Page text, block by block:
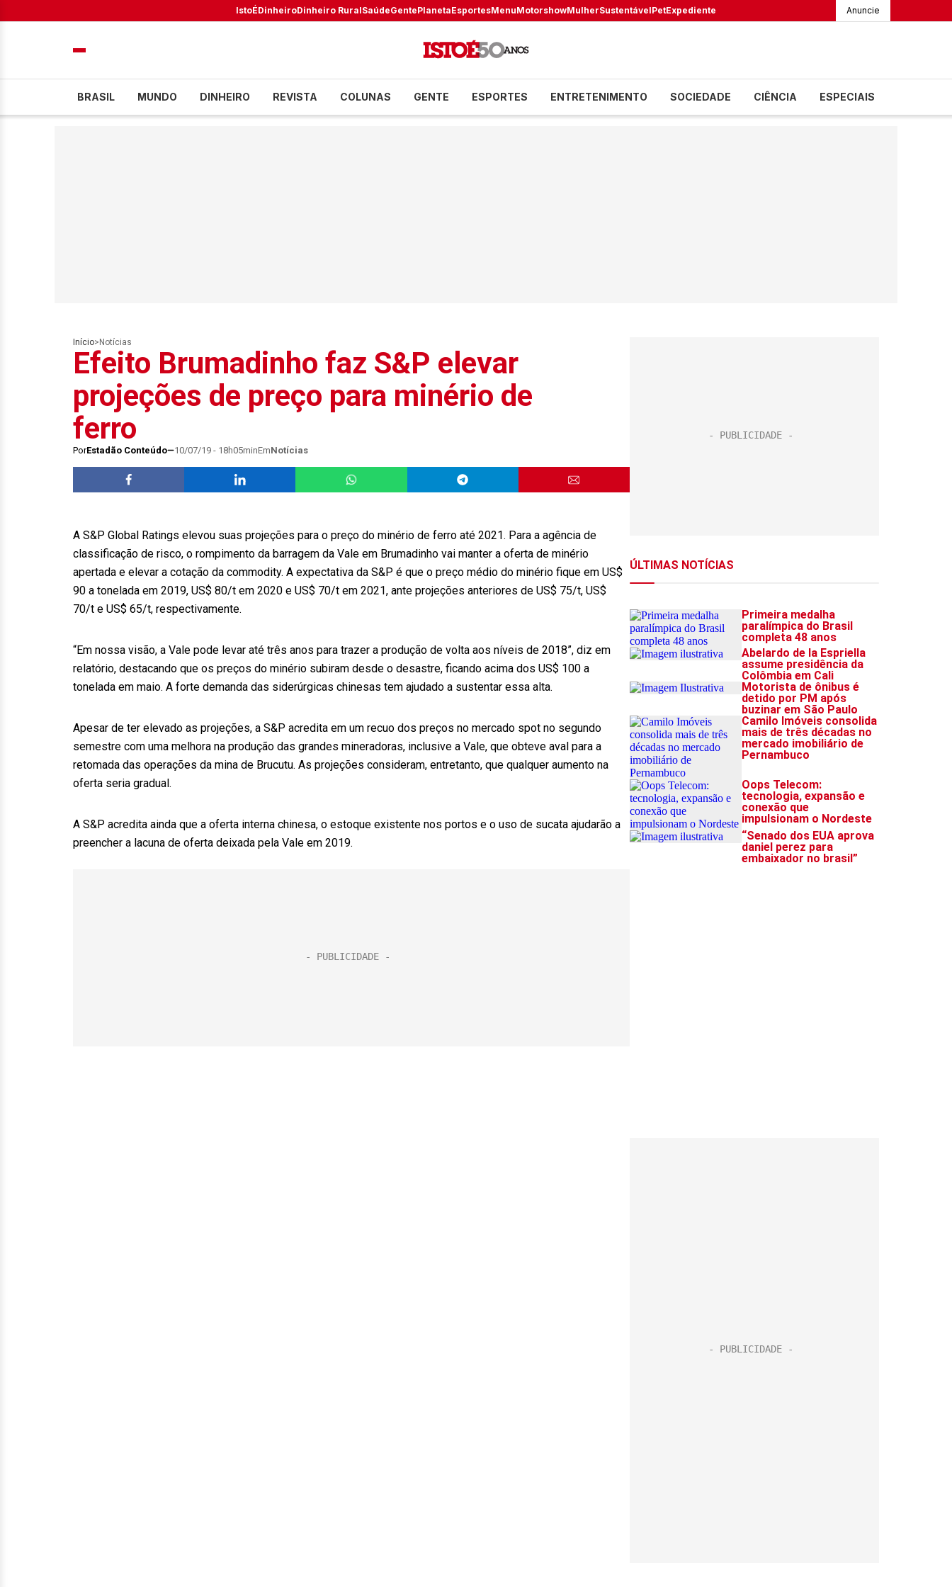
IstoÉDinheiroDinheiro RuralSaúdeGentePlanetaEsportesMenuMotorshowMulherSustentávelPetExpediente Anuncie
BRASIL MUNDO DINHEIRO REVISTA COLUNAS GENTE ESPORTES ENTRETENIMENTO SOCIEDADE CIÊNCIA ESPECIAIS
Início> Notícias
Efeito Brumadinho faz S&P elevar
projeções de preço para minério de
ferro
PorEstadão Conteúdo 10/07/19 - 18h05minEmNotícias
A S&P Global Ratings elevou suas projeções para o preço do minério de ferro até 2021. Para a agência de
classificação de risco, o rompimento da barragem da Vale em Brumadinho vai manter a oferta de minério
apertada e elevar a cotação da commodity. A expectativa da S&P é que o preço médio do minério fique em US$
90 a tonelada em 2019, US$ 80/t em 2020 e US$ 70/t em 2021, ante projeções anteriores de US$ 75/t, US$
70/t e US$ 65/t, respectivamente.
“Em nossa visão, a Vale pode levar até três anos para trazer a produção de volta aos níveis de 2018”, diz em
relatório, destacando que os preços do minério subiram desde o desastre, ficando acima dos US$ 100 a
tonelada em maio. A forte demanda das siderúrgicas chinesas tem ajudado a sustentar essa alta.
Apesar de ter elevado as projeções, a S&P acredita em um recuo dos preços no mercado spot no segundo
semestre com uma melhora na produção das grandes mineradoras, inclusive a Vale, que obteve aval para a
retomada das operações da mina de Brucutu. As projeções consideram, entretanto, que qualquer aumento na
oferta seria gradual.
A S&P acredita ainda que a oferta interna chinesa, o estoque existente nos portos e o uso de sucata ajudarão a
preencher a lacuna de oferta deixada pela Vale em 2019.